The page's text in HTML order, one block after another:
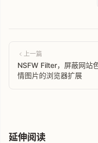
上一篇
NSFW Filter，屏蔽网站
情图片的浏览器扩展
延伸阅读